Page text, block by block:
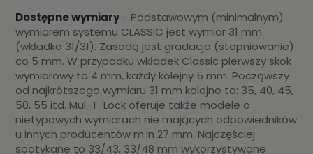
Dostępne wymiary- Podstawowym (minimalnym)
wymiarem systemu CLASSIC jest wymiar 31 mm
(wkładka 31/31). Zasadą jest gradacja (stopniowanie)
co 5 mm. W przypadku wkładek Classic pierwszy skok
wymiarowy to 4 mm, każdy kolejny 5 mm. Począwszy
od najkrótszego wymiaru 31 mm kolejne to: 35, 40, 45,
50, 55 itd. Mul-T-Lock oferuje także modele o
nietypowych wymiarach nie mających odpowiedników
u innych producentów m.in 27 mm. Najczęściej
spotykane to 33/43, 33/48 mm wykorzystywane